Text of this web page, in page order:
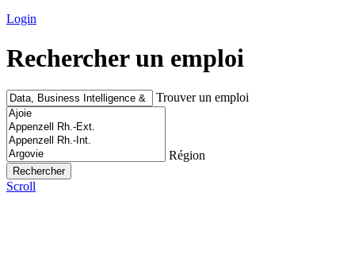
Login
Rechercher un emploi
Trouver un emploi
Région
Scroll